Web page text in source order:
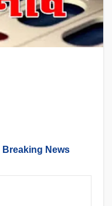
Breaking News